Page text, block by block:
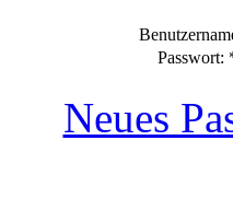
Passwort:
Neues